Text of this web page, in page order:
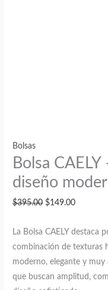
Bolsas
Bolsa
diseño
$395.00 El
original
era:
$395.00.
$149.00El
actual
es:
$149.00.
La Bolsa CAELY destaca
combinación de texturas
moderno, elegante y muy
que buscan amplitud,